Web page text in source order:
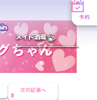
予約
メイド酒場
次の記事へ